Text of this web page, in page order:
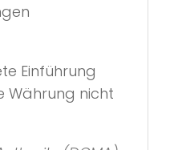
Einführung
Währung nicht